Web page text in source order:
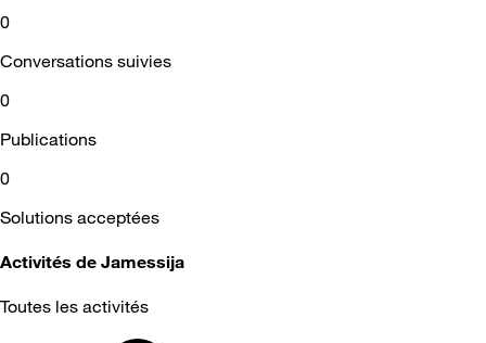
0
Conversations suivies
0
Publications
0
Solutions acceptées
Activités de Jamessija
Toutes les activités